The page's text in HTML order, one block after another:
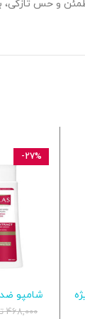
و حس
-27%
شامپو
468,000